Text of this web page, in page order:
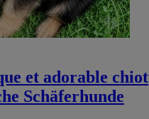
et adorable chiot
Schäferhunde